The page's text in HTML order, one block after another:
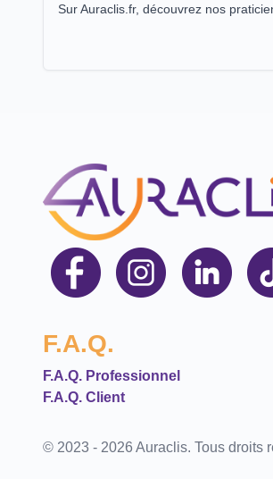
Sur Auraclis.fr, découvrez nos
F.A.Q.
F.A.Q. Professionnel
F.A.Q. Client
© 2023 - 2026 Auraclis. Tous droits